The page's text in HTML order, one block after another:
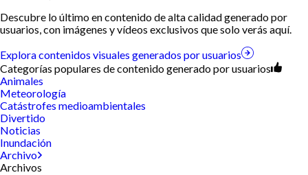
Descubre lo último en contenido de alta calidad generado por
usuarios, con imágenes y vídeos exclusivos que solo verás aquí.
Explora contenidos visuales generados por usuarios
Categorías populares de contenido generado por usuarios
Animales
Meteorología
Catástrofes medioambientales
Divertido
Noticias
Inundación
Archivo
Archivos